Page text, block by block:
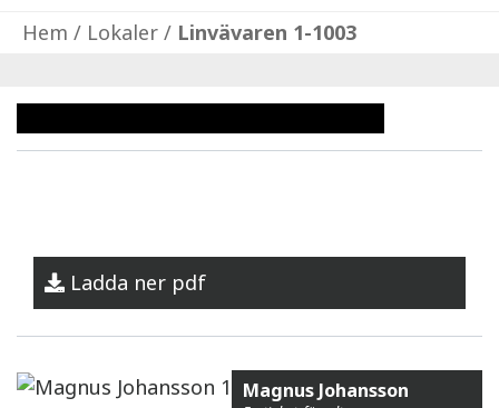
Hem / Lokaler / Linvävaren 1-1003
Ladda ner pdf
Magnus Johansson